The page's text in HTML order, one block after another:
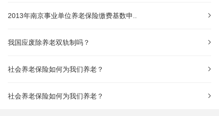
2013年南京事业单位养老保险缴费基数申..
我国应废除养老双轨制吗？
社会养老保险如何为我们养老？
社会养老保险如何为我们养老？